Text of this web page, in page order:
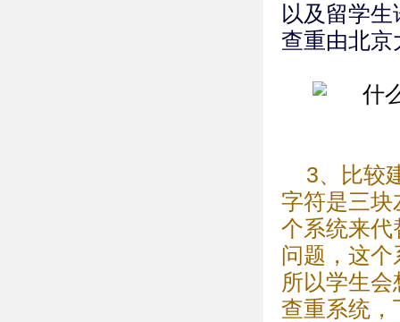
以及留学
查重由北京
3、比较
字符是三块
个系统来代
问题，这
所以学生
查重系统，